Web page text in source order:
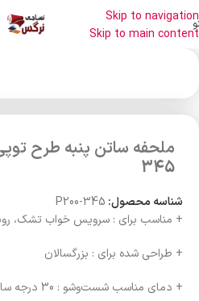
Skip to navigation
Skip to main content
345
شناسه محصول: P200-345
+ مناسب برای : سرویس خواب تشک،
+ طراحی شده برای : بزرگسالان
+ دمای مناسب شست‌وشو : 30 درجه سانتیگراد